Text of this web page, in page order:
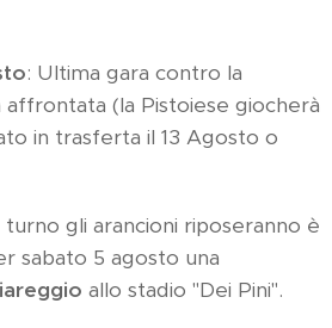
: Ultima gara contro la
affrontata (la Pistoiese giocherà
in trasferta il 13 Agosto o
gli arancioni riposeranno è
sabato 5 agosto una
allo stadio "Dei Pini".